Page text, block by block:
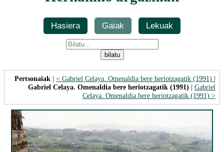
Hasiera Gaiak Lekuak
Pertsonaiak | < Gabriel Celaya. Omenaldia bere heriotzagatik (1991) |
Gabriel Celaya. Omenaldia bere heriotzagatik (1991) | Gabriel
Celaya. Omenaldia bere heriotzagatik (1991) >